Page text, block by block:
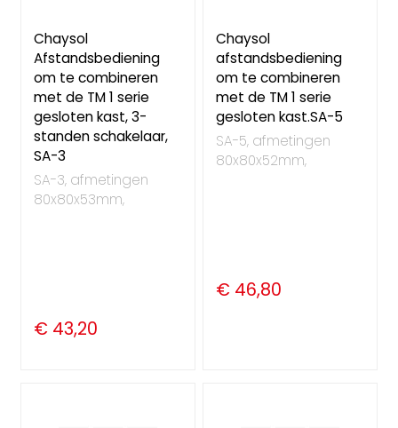
Chaysol
Afstandsbediening
om te combineren
met de TM 1 serie
gesloten kast, 3-
standen schakelaar,
SA-3
SA-3, afmetingen
80x80x53mm,
€ 43,20
Chaysol
afstandsbediening
om te combineren
met de TM 1 serie
gesloten kast.SA-5
SA-5, afmetingen
80x80x52mm,
€ 46,80